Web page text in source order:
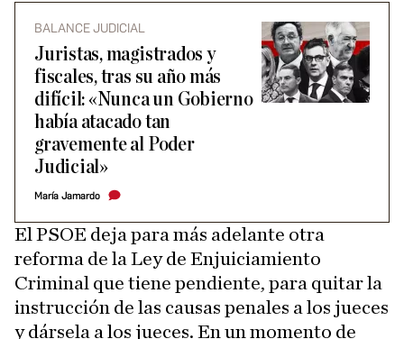
BALANCE JUDICIAL
Juristas, magistrados y
fiscales, tras su año más
difícil: «Nunca un Gobierno
había atacado tan
gravemente al Poder
Judicial»
María Jamardo
El PSOE deja para más adelante otra
reforma de la Ley de Enjuiciamiento
Criminal que tiene pendiente, para quitar la
instrucción de las causas penales a los jueces
y dársela a los jueces. En un momento de